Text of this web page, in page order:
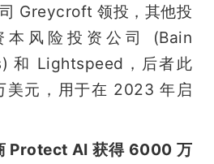
Greycroft 领投，其他投
本风险投资公司 (Bain
和 Lightspeed，后者此
元，用于在 2023 年启
Protect AI 获得 6000 万